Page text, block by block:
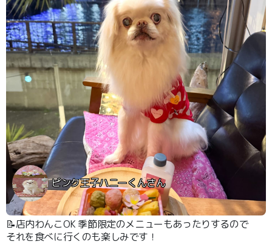
ピンク王子ハニーくんさん
📝店内わんこOK 季節限定のメニューもあったりするので
それを食べに行くのも楽しみです！